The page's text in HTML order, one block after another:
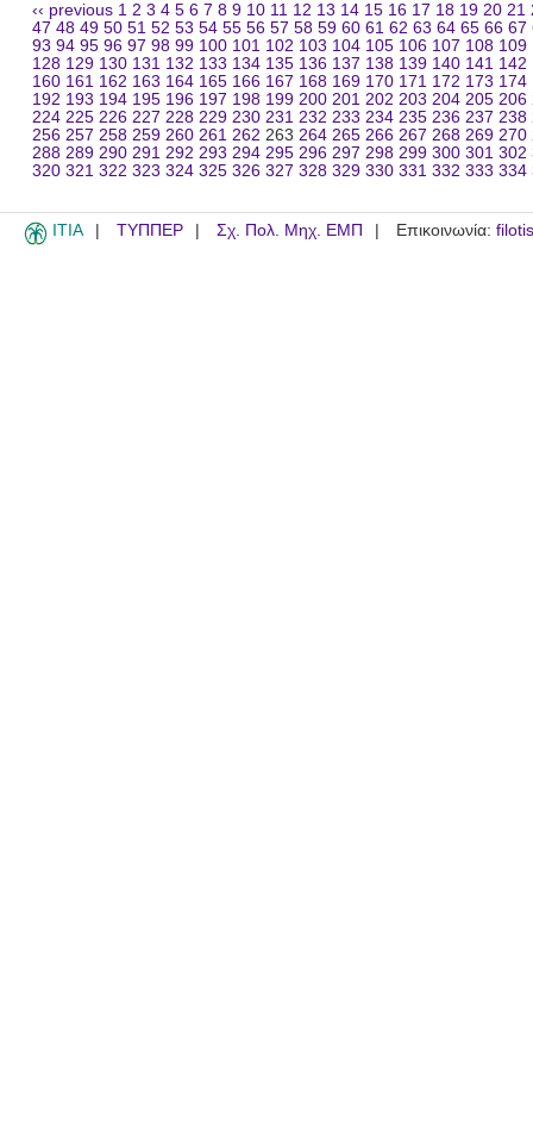
‹‹ previous 1 2 3 4 5 6 7 8 9 10 11 12 13 14 15 16 17 18 19 20 21
47 48 49 50 51 52 53 54 55 56 57 58 59 60 61 62 63 64 65 66 67
93 94 95 96 97 98 99 100 101 102 103 104 105 106 107 108 109
128 129 130 131 132 133 134 135 136 137 138 139 140 141 142
160 161 162 163 164 165 166 167 168 169 170 171 172 173 174
192 193 194 195 196 197 198 199 200 201 202 203 204 205 206
224 225 226 227 228 229 230 231 232 233 234 235 236 237 238
256 257 258 259 260 261 262 263 264 265 266 267 268 269 270
288 289 290 291 292 293 294 295 296 297 298 299 300 301 302
320 321 322 323 324 325 326 327 328 329 330 331 332 333 334
ITIA ΤΥΠΠΕΡ Σχ. Πολ. Μηχ. ΕΜΠ Επικοινωνία: